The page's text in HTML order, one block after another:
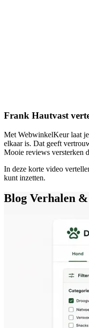
Frank Hautvast
Met WebwinkelKeur laat
elkaar is. Dat geeft
Mooie reviews versterken
In deze korte video
kunt inzetten.
Blog Verhalen